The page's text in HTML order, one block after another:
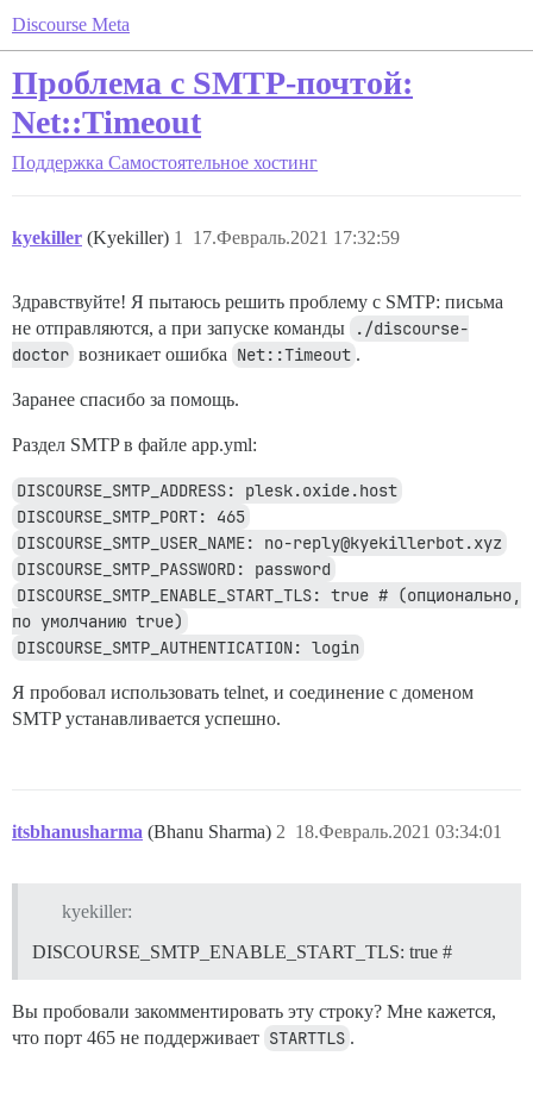
Discourse Meta
Проблема с SMTP-почтой:
Net::Timeout
Поддержка Самостоятельное хостинг
kyekiller (Kyekiller) 17.Февраль.2021 17:32:59
1
Здравствуйте! Я пытаюсь решить проблему с SMTP: письма
не отправляются, а при запуске команды
./discourse-
doctor возникает ошибка Net::Timeout .
Заранее спасибо за помощь.
Раздел SMTP в файле app.yml:
DISCOURSE_SMTP_ADDRESS: plesk.oxide.host
DISCOURSE_SMTP_PORT: 465
DISCOURSE_SMTP_USER_NAME: no-reply@kyekillerbot.xyz
DISCOURSE_SMTP_PASSWORD: password
DISCOURSE_SMTP_ENABLE_START_TLS: true # (опционально,
по умолчанию true)
DISCOURSE_SMTP_AUTHENTICATION: login
Я пробовал использовать telnet, и соединение с доменом
SMTP устанавливается успешно.
itsbhanusharma (Bhanu Sharma) 18.Февраль.2021 03:34:01
2
kyekiller:
DISCOURSE_SMTP_ENABLE_START_TLS: true #
Вы пробовали закомментировать эту строку? Мне кажется,
что порт 465 не поддерживает STARTTLS .